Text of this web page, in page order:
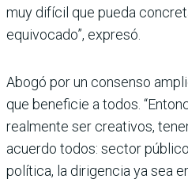
muy difícil que pueda
equivocado”, expresó.
Abogó por un consenso
que beneficie a todos.
realmente ser creativos,
acuerdo todos: sector
política, la dirigencia ya sea